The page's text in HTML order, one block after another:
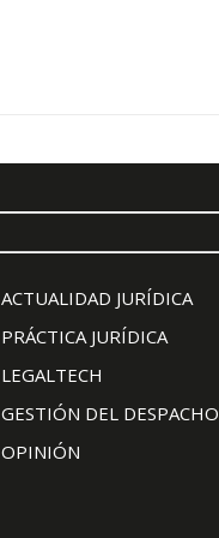
ACTUALIDAD JURÍDICA
PRÁCTICA JURÍDICA
LEGALTECH
GESTIÓN DEL DESPACHO
OPINIÓN